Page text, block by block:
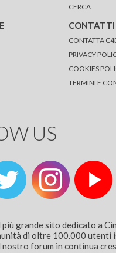
CERCA
CONTATTI
CONTATTA
PRIVACY
COOKIES
TERMINI E
US
grande sito dedicato a
di oltre 100.000 utenti
forum in continua